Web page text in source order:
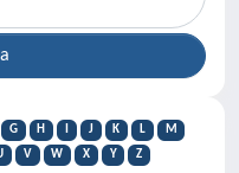
G H J K L
M
V W X Y Z